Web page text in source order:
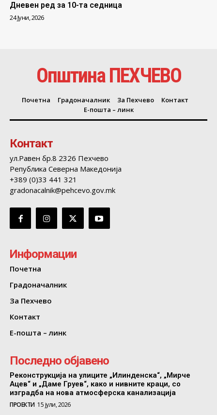
Дневен ред за 10-та седница
24 Јуни, 2026
Општина ПЕХЧЕВО
Почетна Градоначалник За Пехчево
Контакт
Е-пошта – линк
Контакт
ул.Равен бр.8 2326 Пехчево
Република Северна Македонија
+389 (0)33 441 321
gradonacalnik@pehcevo.gov.mk
Информации
Почетна
Градоначалник
За Пехчево
Контакт
Е-пошта – линк
Последно објавено
Реконструкција на улиците „Илинденска“, „Мирче
Ацев“ и „Даме Груев“, како и нивните краци, со
изградба на нова атмосферска канализација
ПРОЕКТИ 15 јули, 2026